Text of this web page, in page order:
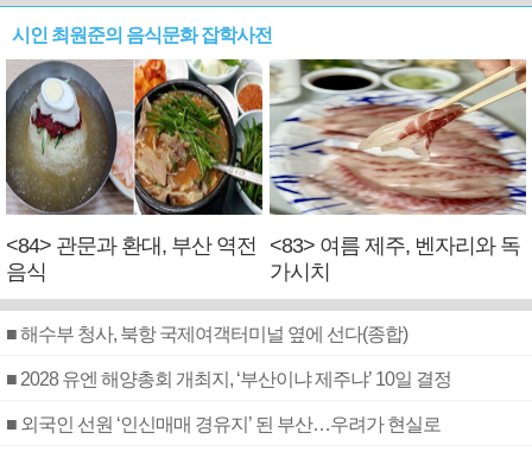
시인 최원준의 음식문화 잡학사전
<84> 관문과 환대, 부산 역전
음식
<83> 여름 제주, 벤자리와 독
가시치
■ 해수부 청사, 북항 국제여객터미널 옆에 선다(종합)
■ 2028 유엔 해양총회 개최지, ‘부산이냐 제주냐’ 10일 결정
■ 외국인 선원 ‘인신매매 경유지’ 된 부산…우려가 현실로